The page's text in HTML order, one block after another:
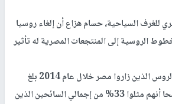
للغرف السياحية، حسام هزاع أن إلغاء روسيا
الروسية إلى المنتجعات المصرية له تأثير
وصرح ، أن عدد السياح الروس الذين زاروا مصر خلال عام 2014 بلغ
3.1 مليون شخص، موضحا أنهم مثلوا 33% من إجمالي السائحين الذين